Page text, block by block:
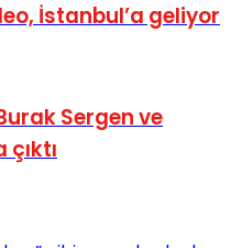
İstanbul’a geliyor
Sergen ve